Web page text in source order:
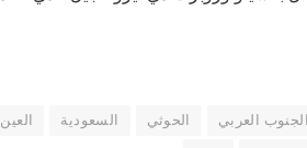
الجنوب العربي الحوثي السعودية